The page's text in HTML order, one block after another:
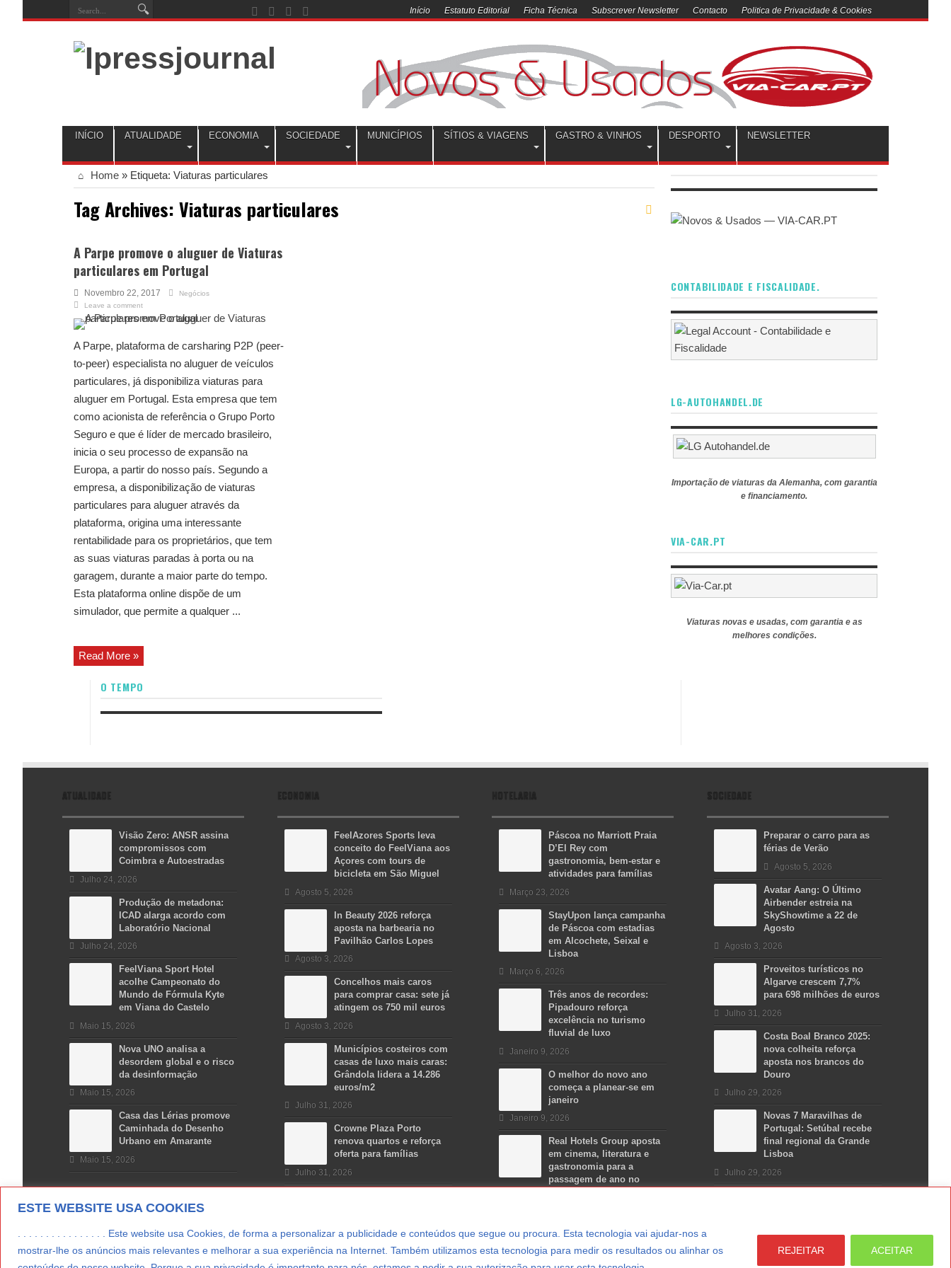
ESTE WEBSITE USA COOKIES
. . . . . . . . . . . . . . . . Este website usa Cookies, de forma a personalizar a publicidade e conteúdos que segue ou procura. Esta tecnologia vai ajudar-nos a
mostrar-lhe os anúncios mais relevantes e melhorar a sua experiência na Internet. Também utilizamos esta tecnologia para medir os resultados ou alinhar os
REJEITAR ACEITAR
Início Estatuto Editorial Ficha Técnica Subscrever Newsletter Contacto Politica de Privacidade & Cookies
INÍCIO ATUALIDADE ECONOMIA SOCIEDADE MUNICÍPIOS SÍTIOS & VIAGENS GASTRO & VINHOS DESPORTO NEWSLETTER
Home » Etiqueta: Viaturas particulares
Tag Archives: Viaturas particulares
A Parpe promove o aluguer de Viaturas
particulares em Portugal
Novembro 22, 2017
Negócios
Leave a comment
A Parpe, plataforma de carsharing P2P (peer-
to-peer) especialista no aluguer de veículos
particulares, já disponibiliza viaturas para
aluguer em Portugal. Esta empresa que tem
como acionista de referência o Grupo Porto
Seguro e que é líder de mercado brasileiro,
inicia o seu processo de expansão na
Europa, a partir do nosso país. Segundo a
empresa, a disponibilização de viaturas
particulares para aluguer através da
plataforma, origina uma interessante
rentabilidade para os proprietários, que tem
as suas viaturas paradas à porta ou na
garagem, durante a maior parte do tempo.
Esta plataforma online dispõe de um
simulador, que permite a qualquer ...
Read More »
O TEMPO
CONTABILIDADE E FISCALIDADE.
LG-AUTOHANDEL.DE
Importação de viaturas da Alemanha, com garantia
e financiamento.
VIA-CAR.PT
Viaturas novas e usadas, com garantia e as
melhores condições.
ATUALIDADE
Visão Zero: ANSR assina
compromissos com
Coimbra e Autoestradas
Julho 24, 2026
Produção de metadona:
ICAD alarga acordo com
Laboratório Nacional
Julho 24, 2026
FeelViana Sport Hotel
acolhe Campeonato do
Mundo de Fórmula Kyte
em Viana do Castelo
Maio 15, 2026
Nova UNO analisa a
desordem global e o risco
da desinformação
Maio 15, 2026
Casa das Lérias promove
Caminhada do Desenho
Urbano em Amarante
Maio 15, 2026
ECONOMIA
FeelAzores Sports leva
conceito do FeelViana aos
Açores com tours de
bicicleta em São Miguel
Agosto 5, 2026
In Beauty 2026 reforça
aposta na barbearia no
Pavilhão Carlos Lopes
Agosto 3, 2026
Concelhos mais caros
para comprar casa: sete já
atingem os 750 mil euros
Agosto 3, 2026
Municípios costeiros com
casas de luxo mais caras:
Grândola lidera a 14.286
euros/m2
Julho 31, 2026
Crowne Plaza Porto
renova quartos e reforça
oferta para famílias
Julho 31, 2026
HOTELARIA
Páscoa no Marriott Praia
D’El Rey com
gastronomia, bem-estar e
atividades para famílias
Março 23, 2026
StayUpon lança campanha
de Páscoa com estadias
em Alcochete, Seixal e
Lisboa
Março 6, 2026
Três anos de recordes:
Pipadouro reforça
excelência no turismo
fluvial de luxo
Janeiro 9, 2026
O melhor do novo ano
começa a planear-se em
janeiro
Janeiro 9, 2026
Real Hotels Group aposta
em cinema, literatura e
gastronomia para a
passagem de ano no
SOCIEDADE
Preparar o carro para as
férias de Verão
Agosto 5, 2026
Avatar Aang: O Último
Airbender estreia na
SkyShowtime a 22 de
Agosto
Agosto 3, 2026
Proveitos turísticos no
Algarve crescem 7,7%
para 698 milhões de euros
Julho 31, 2026
Costa Boal Branco 2025:
nova colheita reforça
aposta nos brancos do
Douro
Julho 29, 2026
Novas 7 Maravilhas de
Portugal: Setúbal recebe
final regional da Grande
Lisboa
Julho 29, 2026